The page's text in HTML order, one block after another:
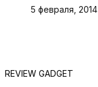
5 февраля, 2014
REVIEW GADGET